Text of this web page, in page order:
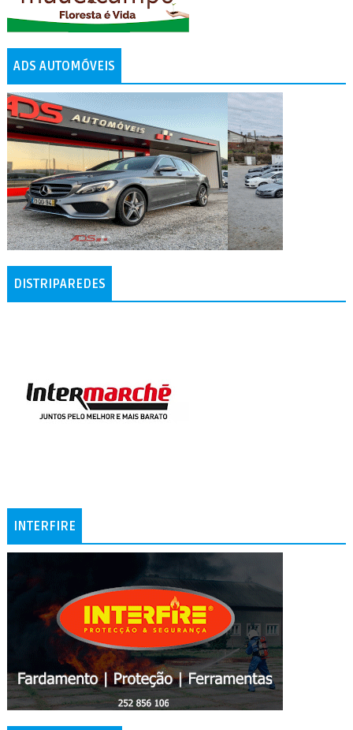
ADS AUTOMÓVEIS
DISTRIPAREDES
INTERFIRE